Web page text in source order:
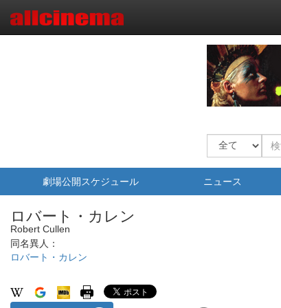
劇場公開スケジュール ニュース
ロバート・カレン
Robert Cullen
同名異人：
ロバート・カレン